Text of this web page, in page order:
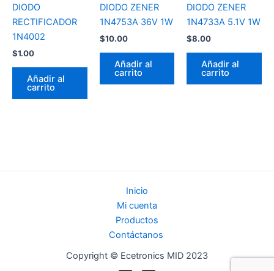
DIODO
RECTIFICADOR
1N4002
$1.00
Añadir al
carrito
DIODO ZENER
1N4753A 36V 1W
$10.00
Añadir al
carrito
DIODO ZENER
1N4733A 5.1V 1W
$8.00
Añadir al
carrito
Inicio
Mi cuenta
Productos
Contáctanos
Copyright © Ecetronics MID 2023